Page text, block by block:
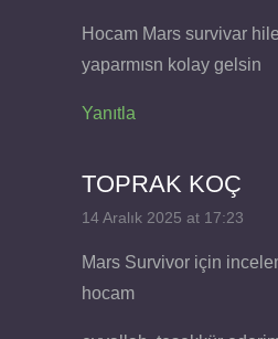
Hocam Mars survivar
yaparmısn kolay gelsin
Yanıtla
TOPRAK KOÇ
14 Aralık 2025 at 17:23
Mars Survivor için
hocam